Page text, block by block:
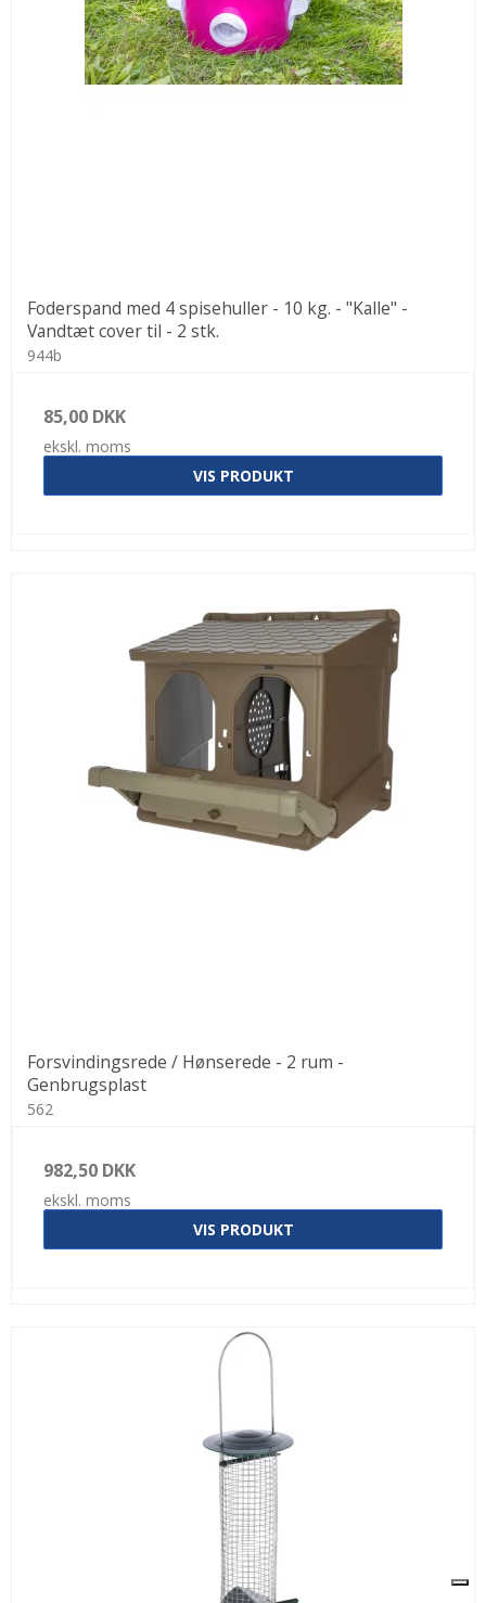
Foderspand med 4 spisehuller - 10 kg. - "Kalle" -
Vandtæt cover til - 2 stk.
944b
85,00 DKK
ekskl. moms
VIS PRODUKT
Forsvindingsrede / Hønserede - 2 rum -
Genbrugsplast
562
982,50 DKK
ekskl. moms
VIS PRODUKT